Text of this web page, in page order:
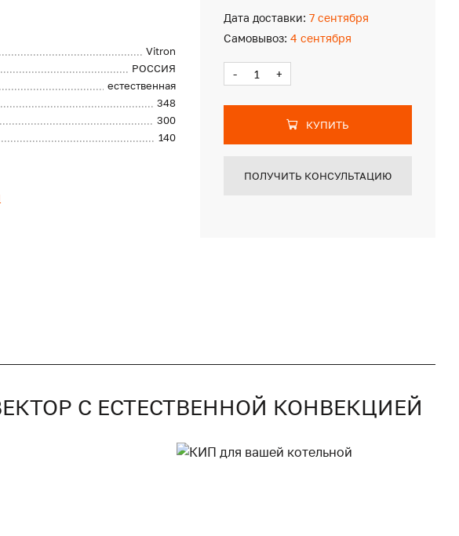
Vitron
РОССИЯ
естественная
348
300
140
Дата доставки: 7 сентября
Самовывоз: 4 сентября
- +
КУПИТЬ
ПОЛУЧИТЬ КОНСУЛЬТАЦИЮ
С ЕСТЕСТВЕННОЙ КОНВЕКЦИЕЙ